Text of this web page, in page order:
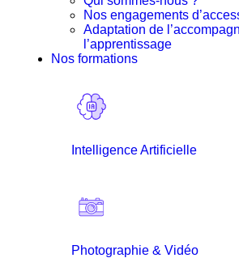
Nos engagements
Adaptation de
l’apprentissage
Nos formations
Intelligence Artificielle
Photographie & Vidéo